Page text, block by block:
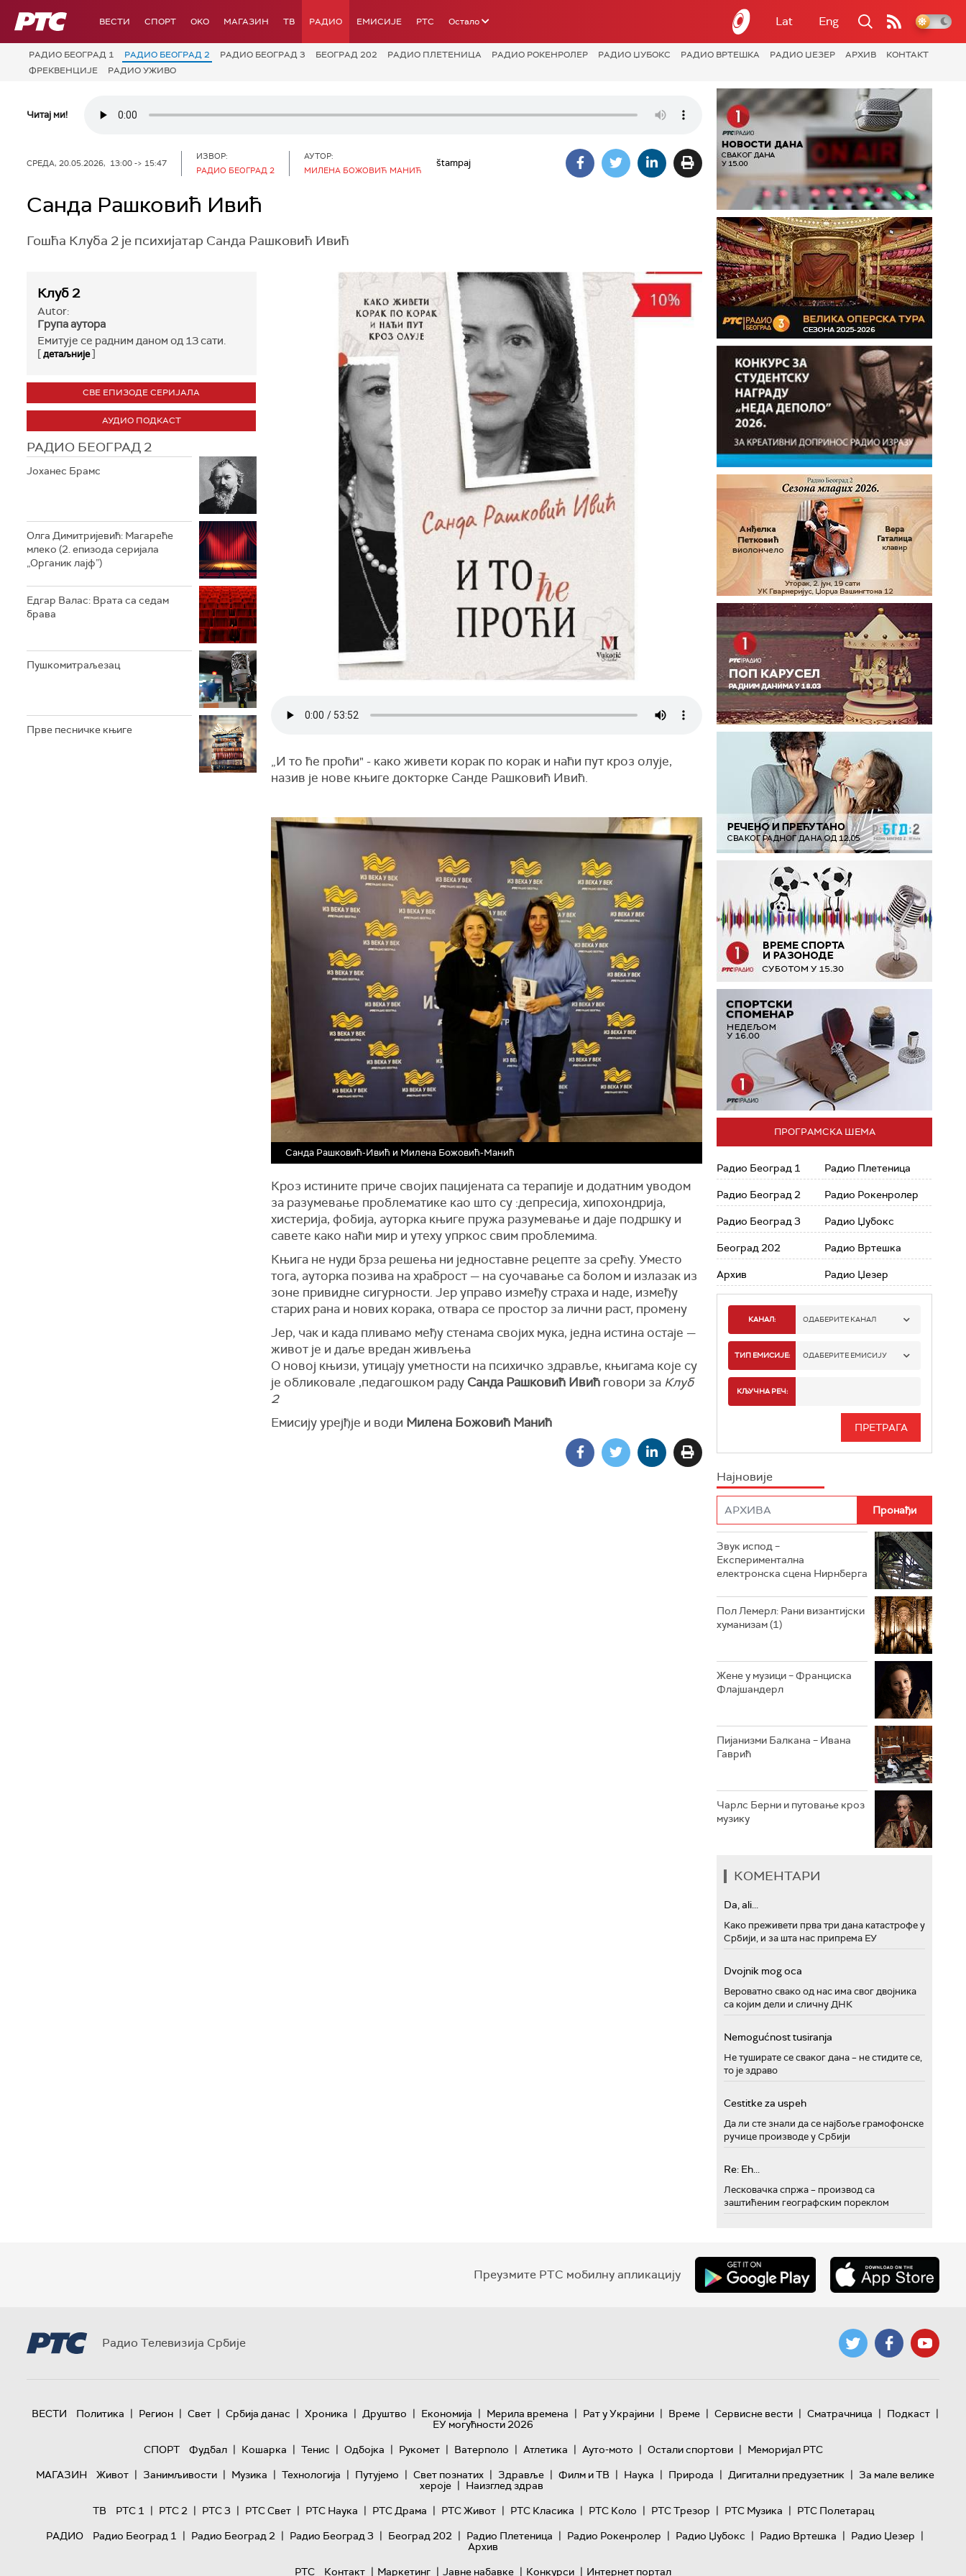
РТС ВЕСТИ СПОРТ OKO МАГАЗИН ТВ РАДИО ЕМИСИЈЕ РТС Остало Lat Eng
РАДИО БЕОГРАД 1 РАДИО БЕОГРАД 2 РАДИО БЕОГРАД 3 БЕОГРАД 202 РАДИО ПЛЕТЕНИЦА РАДИО РОКЕНРОЛЕР РАДИО ЏУБОКС РАДИО ВРТЕШКА РАДИО ЏЕЗЕР АРХИВ
КОНТАКТ
ФРЕКВЕНЦИЈЕ
РАДИО УЖИВО
Читај ми!
СРЕДА, 20.05.2026, 13:00 -> 15:47
ИЗВОР:
РАДИО БЕОГРАД 2
АУТОР:
МИЛЕНА БОЖОВИЋ МАНИЋ
štampaj
Санда Рашковић Ивић
Гошћа Клуба 2 је психијатар Санда Рашковић Ивић
Клуб 2
Autor:
Група аутора
Емитује се радним даном од 13 сати.
[детаљније]
СВЕ ЕПИЗОДЕ СЕРИЈАЛА
АУДИО ПОДКАСТ
РАДИО БЕОГРАД 2
Јоханес Брамс
Олга Димитријевић: Магареће
млеко (2. епизода серијала
„Органик лајф”)
Едгар Валас: Врата са седам
брава
Пушкомитраљезац
Прве песничке књиге
„И то ће проћи" - како живети корак по корак и наћи пут кроз олује,
назив је нове књиге докторке Санде Рашковић Ивић.
Санда Рашковић-Ивић и Милена Божовић-Манић
Кроз истините приче својих пацијената са терапије и додатним уводом
за разумевање проблематике као што су :депресија, хипохондрија,
хистерија, фобија, ауторка књиге пружа разумевање и даје подршку и
савете како наћи мир и утеху упркос свим проблемима.
Књига не нуди брза решења ни једноставне рецепте за срећу. Уместо
тога, ауторка позива на храброст — на суочавање са болом и излазак из
зоне привидне сигурности. Јер управо између страха и наде, између
старих рана и нових корака, отвара се простор за лични раст, промену
Јер, чак и када пливамо међу стенама својих мука, једна истина остаје —
живот је и даље вредан живљења
О новој књизи, утицају уметности на психичко здравље, књигама које су
је обликовале ,педагошком раду Санда Рашковић Ивић говори за Клуб
2
Емисију урејђје и води Милена Божовић Манић
ПРОГРАМСКА ШЕМА
Радио Београд 1
Радио Београд 2
Радио Београд 3
Београд 202
Архив
Радио Плетеница
Радио Рокенролер
Радио Џубокс
Радио Вртешка
Радио Џезер
КАНАЛ: ОДАБЕРИТЕ КАНАЛ
РАДИО БЕОГРАД 1
РАДИО БЕОГРАД 3
РАДИО РОКЕНРОЛЕР
РАДИО ЏУБОКС
РАДИО ВРТЕШКА
РАДИО ЏЕЗЕР
ТИП ЕМИСИЈЕ: ОДАБЕРИТЕ ЕМИСИЈУ
ИНФО
КЉУЧНА РЕЧ:
Најновије
Звук испод –
Експериментална
електронска сцена Нирнберга
Пол Лемерл: Рани византијски
хуманизам (1)
Жене у музици – Франциска
Флајшандерл
Пијанизми Балкана – Ивана
Гаврић
Чарлс Берни и путовање кроз
музику
КОМЕНТАРИ
Da, ali...
Како преживети прва три дана катастрофе у
Србији, и за шта нас припрема ЕУ
Dvojnik mog oca
Вероватно свако од нас има свог двојника
са којим дели и сличну ДНК
Nemogućnost tusiranja
Не туширате се сваког дана – не стидите се,
то је здраво
Cestitke za uspeh
Да ли сте знали да се најбоље грамофонске
ручице производе у Србији
Re: Eh...
Лесковачка спржа – производ са
заштићеним географским пореклом
Преузмите РТС мобилну апликацију
Радио Телевизија Србије
ВЕСТИ Политика | Регион | Свет | Србија данас | Хроника | Друштво | Економија | Мерила времена | Рат у Украјини | Време | Сервисне вести | Сматрачница | Подкаст |
ЕУ могућности 2026
СПОРТ
Фудбал | Кошарка | Тенис | Одбојка | Рукомет | Ватерполо | Атлетика | Ауто-мото | Остали спортови | Меморијал РТС
МАГАЗИН
Живот | Занимљивости | Музика | Технологијa | Путујемо | Свет познатих | Здравље | Филм и ТВ | Наука | Природа | Дигитални предузетник | За мале велике
хероје | Наизглед здрав
ТВ
РТС 1 | РТС 2 | РТС 3 | РТС Свет | РТС Наука | РТС Драма | РТС Живот | РТС Класика | РТС Коло | РТС Трезор | РТС Музика | РТС Полетарац
РАДИО
Радио Београд 1 | Радио Београд 2 | Радио Београд 3 | Београд 202 | Радио Плетеница | Радио Рокенролер | Радио Џубокс | Радио Вртешка | Радио Џезер |
Архив
РТС
Контакт | Маркетинг | Јавне набавке | Конкурси | Интернет портал